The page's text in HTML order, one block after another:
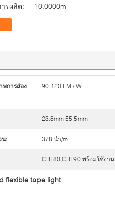
รผลิต:
10,0000m
พการส่อง
90-120 LM / W
23.8mm 55.5mm
น: 378 นำ/m
CRI 80,CRI 90 พร้อมใช้งาน
flexible tape light